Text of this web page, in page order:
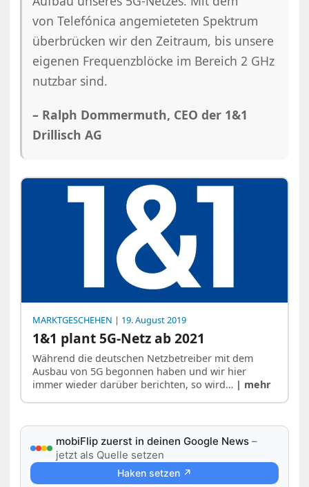
von Telefónica angemieteten Spektrum
überbrücken wir den Zeitraum, bis unsere
eigenen Frequenzblöcke im Bereich 2 GHz
nutzbar sind.
– Ralph Dommermuth, CEO der 1&1
Drillisch AG
MARKTGESCHEHEN | 19. August 2019
1&1 plant 5G-Netz ab 2021
Während die deutschen Netzbetreiber mit dem
Ausbau von 5G begonnen haben und wir hier
immer wieder darüber berichten, so wird… | mehr
mobiFlip zuerst in deinen Google News –
jetzt als Quelle setzen
Haken setzen ↗